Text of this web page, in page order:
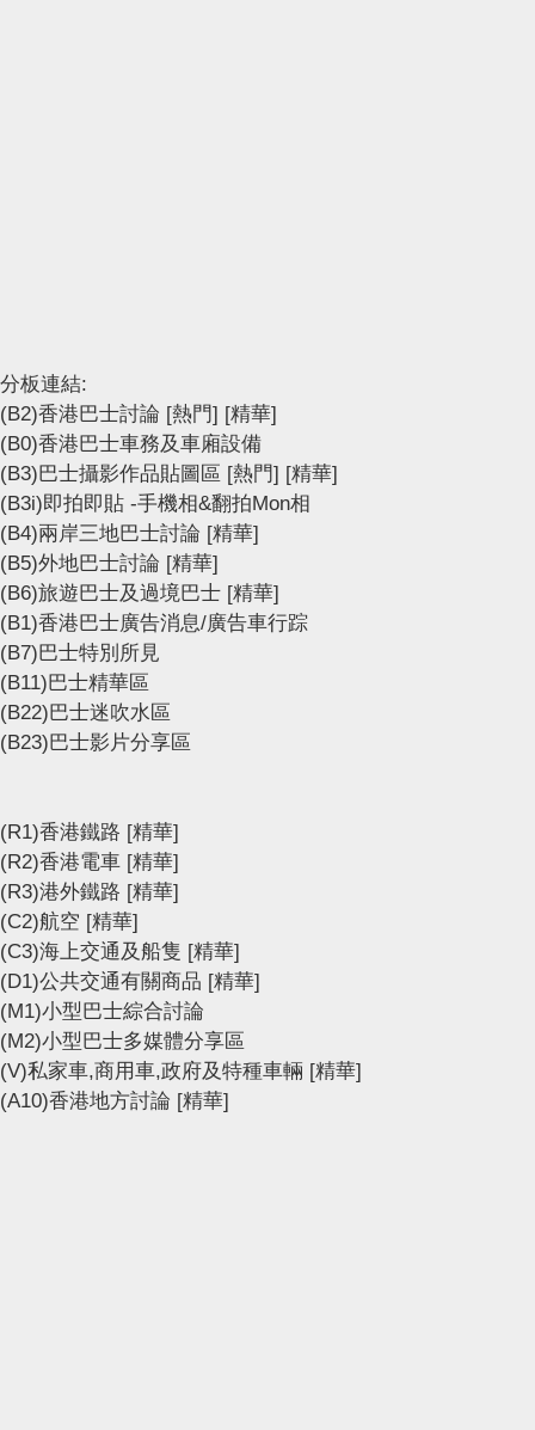
分板連結:
(B2)香港巴士討論 [熱門] [精華]
(B0)香港巴士車務及車廂設備
(B3)巴士攝影作品貼圖區 [熱門] [精華]
(B3i)即拍即貼 -手機相&翻拍Mon相
(B4)兩岸三地巴士討論 [精華]
(B5)外地巴士討論 [精華]
(B6)旅遊巴士及過境巴士 [精華]
(B1)香港巴士廣告消息/廣告車行踪
(B7)巴士特別所見
(B11)巴士精華區
(B22)巴士迷吹水區
(B23)巴士影片分享區
(R1)香港鐵路 [精華]
(R2)香港電車 [精華]
(R3)港外鐵路 [精華]
(C2)航空 [精華]
(C3)海上交通及船隻 [精華]
(D1)公共交通有關商品 [精華]
(M1)小型巴士綜合討論
(M2)小型巴士多媒體分享區
(V)私家車,商用車,政府及特種車輛 [精華]
(A10)香港地方討論 [精華]